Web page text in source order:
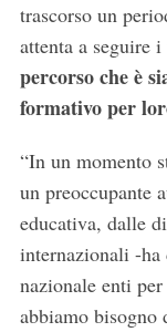
trascorso un
attenta a seguire
percorso che è
formativo per
“In un momento
un preoccupante
educativa, dalle
internazionali -ha
nazionale enti
abbiamo bisogno